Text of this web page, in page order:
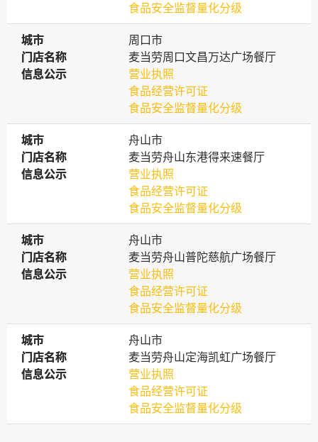
食品安全监督量化分级
城市
城市
周口市
门店名称
门店名称
麦当劳周口文昌万达广场餐厅
信息公示
信息公示
营业执照
食品经营许可证
食品安全监督量化分级
城市
城市
舟山市
门店名称
门店名称
麦当劳舟山东港得来速餐厅
信息公示
信息公示
营业执照
食品经营许可证
食品安全监督量化分级
城市
城市
舟山市
门店名称
门店名称
麦当劳舟山普陀慈航广场餐厅
信息公示
信息公示
营业执照
食品经营许可证
食品安全监督量化分级
城市
城市
舟山市
门店名称
门店名称
麦当劳舟山定海凯虹广场餐厅
信息公示
信息公示
营业执照
食品经营许可证
食品安全监督量化分级